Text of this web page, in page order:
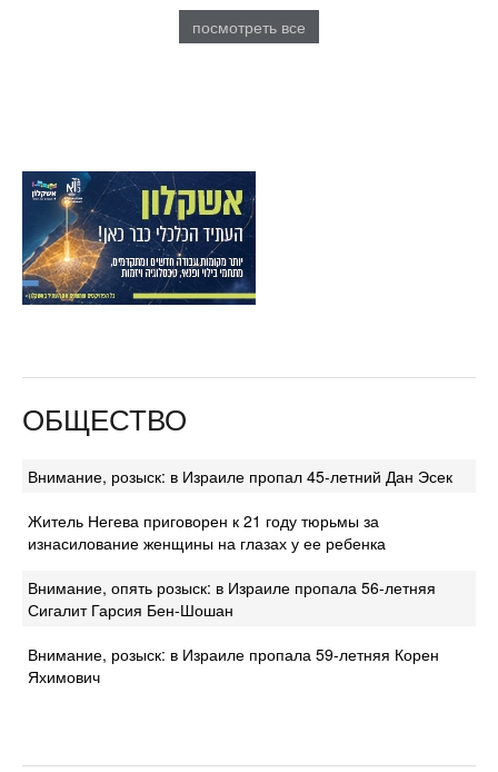
посмотреть все
ОБЩЕСТВО
Внимание, розыск: в Израиле пропал 45-летний Дан Эсек
Житель Негева приговорен к 21 году тюрьмы за
изнасилование женщины на глазах у ее ребенка
Внимание, опять розыск: в Израиле пропала 56-летняя
Сигалит Гарсия Бен-Шошан
Внимание, розыск: в Израиле пропала 59-летняя Корен
Яхимович